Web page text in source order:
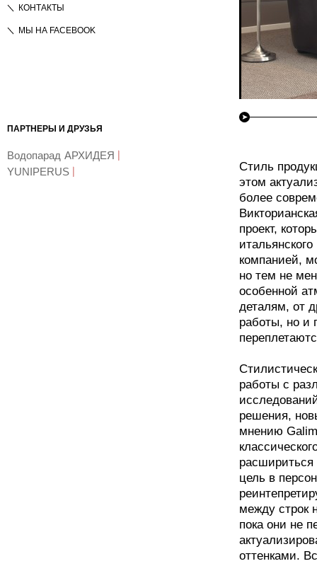
КОНТАКТЫ
МЫ НА FACEBOOK
ПАРТНЕРЫ И ДРУЗЬЯ
Водопарад АРХИДЕЯ
YUNIPERUS
Стиль
этом
более
проект,
компанией,
но тем не
особенной
деталям, от
работы, но и
работы с
решения,
мнению
цель в
между строк
пока они не
оттенками.